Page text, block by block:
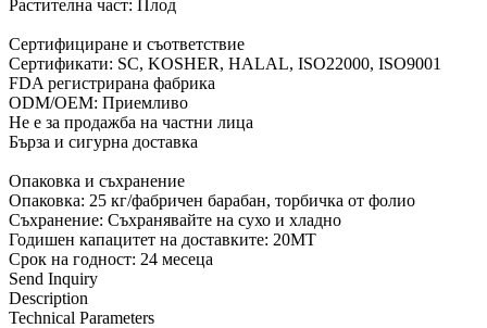
Растителна част: Плод
Сертифициране и съответствие
Сертификати: SC, KOSHER, HALAL, ISO22000, ISO9001
FDA регистрирана фабрика
ODM/OEM: Приемливо
Не е за продажба на частни лица
Бърза и сигурна доставка
Опаковка и съхранение
Опаковка: 25 кг/фабричен барабан, торбичка от фолио
Съхранение: Съхранявайте на сухо и хладно
Годишен капацитет на доставките: 20MT
Срок на годност: 24 месеца
Send Inquiry
Description
Technical Parameters